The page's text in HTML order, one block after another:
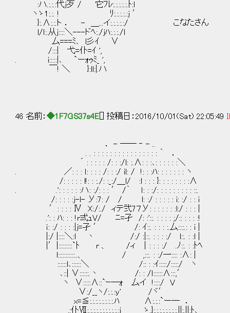
:ハ.:.:.:代j歹 / 它ﾌﾚ:.:.:.:.:.ﾄ:l
ヽゝ1:.:. ! ﾘ:.:.:.:.:j ′
}:.∧:.:.ト ． - ＿...イ:.:.:.:.:/ こなたさん
l/ｌ:.从j::::＼---ドﾍ:./jﾊ:.:.:./l
厶===ﾐ､ l彡ｲ ∨
/:::| 弋=仆=ｲ ',
. i:::::|､ `ーｫｩﾐ_ ',
￣! ＼ }:ll:|.ハ
46 名前： ◆1F7GS37s4E [] 投稿日：2016/10/01(Sat) 22:05:49
． - ── ‐ - ..
. . : : : : : : : : : : : : : : : : ｀ ．
´ : : : : : /: : :/l: :.∧: : :､: : : : : :＼
. ／: : : ｌ: : : : /: : :/ il: / !: : :ﾊ: : : : : : : ヽ
/: : : : : l!: : :./: :_:/＿l/ :l : : : }: : : : : : : :∧
. .': : : : : :ハ: :/: : : ′ /｀ ｌ: : :/: : : : : : : : : ::.
/: : : : :j-l- У:7: / / l: :/ : : : : : i: :/ : : i
′: : : : Ⅳ X:/:./ ィテ弐7７У: : : : : : :l:/ : : : |
.': : ﾊ: : : !r弍ｭV/ ﾆ=孑 /: :'::. : : : : ;/:: : : : :!
ｉ: :/ : : : :|j=孑 ′ /: ｲ::. : : : :.厶::::.: : i |
|:/ |::::＼:l 丶 /:/ :|::. : : : :/ l::. : :l |
|′|:::::::::`ﾄ r 、 /ィ │: : : :/ .ﾉ::. : :ﾄﾍ
l:::::::::::..、 / ,:::. : :/一:::: :∧: |
::::::l､::::::＼ /:: : :ｲ:::::/:::::/ ヽ …かがみさ
､::| ∨::::::.丶 /: : /ｌ::::::∧:::,′
ヽ ∨:::::∧::`ｰ─ｫ 厶イ !::::/ V 生
∨:/__ヽ/:.:.:y' /ヾ′
x=≦:.:.:.:.:.:.:.:.ﾊ ∧:.:.:`ー─ ．
,:仆Ⅶ:.:.:.:.:.:.:.:.:.:.:i ゝ.}:.:.:.:.:.:.:.:.||:.||:ﾄ､